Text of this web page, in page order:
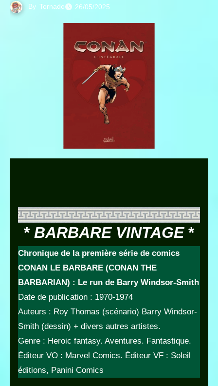
By Tornado 26/05/2025
* BARBARE VINTAGE *
Chronique de la première série de comics
CONAN LE BARBARE (CONAN THE
BARBARIAN) : Le run de Barry Windsor-Smith
Date de publication : 1970-1974
Auteurs : Roy Thomas (scénario) Barry Windsor-
Smith (dessin) + divers autres artistes.
Genre : Heroic fantasy. Aventures. Fantastique.
Éditeur VO : Marvel Comics. Éditeur VF : Soleil
éditions, Panini Comics